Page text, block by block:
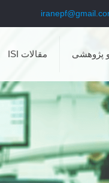
پژوهشی مقالات ISI